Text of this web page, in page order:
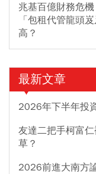
兆基百億財務危
「包租代管龍頭
高？
最新文章
2026年下半年投
友達二把手柯富
草？
2026前進大南方